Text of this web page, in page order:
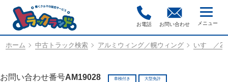
お電話 お問い合わせ
ホーム 中古トラック検索 アルミウィング／幌ウィング いすゞ／
お問い合わせ番号AM19028 車検付き 大型免許